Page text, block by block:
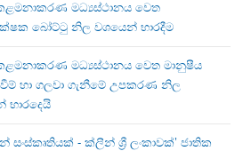
මධ්‍යස්ථානය වෙත
බෝට්ටු නිල වශයෙන් භාරදීම
මධ්‍යස්ථානය වෙත මානුෂීය
හා ගලවා ගැනීමේ උපකරණ නිල
භාරදෙයි
සංස්කෘතියක් - ක්ලීන් ශ්‍රී ලංකාවක්’ ජාතික